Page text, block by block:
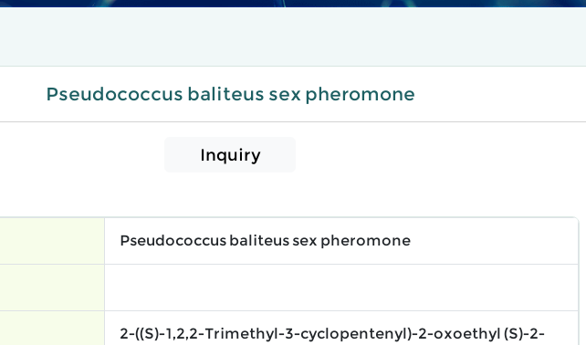
Pseudococcus baliteus sex pheromone
Inquiry
Pseudococcus baliteus sex pheromone
2-((S)-1,2,2-Trimethyl-3-cyclopentenyl)-2-oxoethyl (S)-2-